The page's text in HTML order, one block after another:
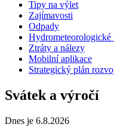
Tipy na výlet
Zajímavosti
Odpady
Hydrometeorologické
Ztráty a nálezy
Mobilní aplikace
Strategický plán
Svátek a výročí
Dnes je 6.8.2026